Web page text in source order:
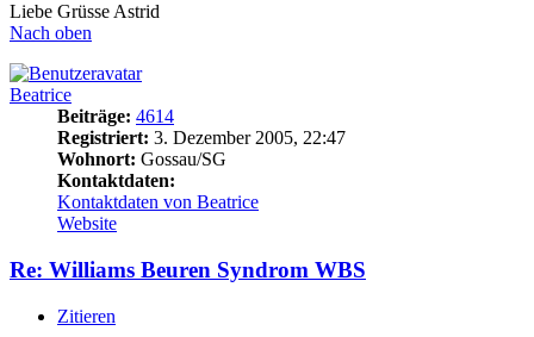
Liebe Grüsse Astrid
Nach oben
Beatrice
Beiträge: 4614
Registriert: 3. Dezember 2005, 22:47
Wohnort: Gossau/SG
Kontaktdaten:
Kontaktdaten von Beatrice
Website
Re: Williams Beuren Syndrom WBS
Zitieren